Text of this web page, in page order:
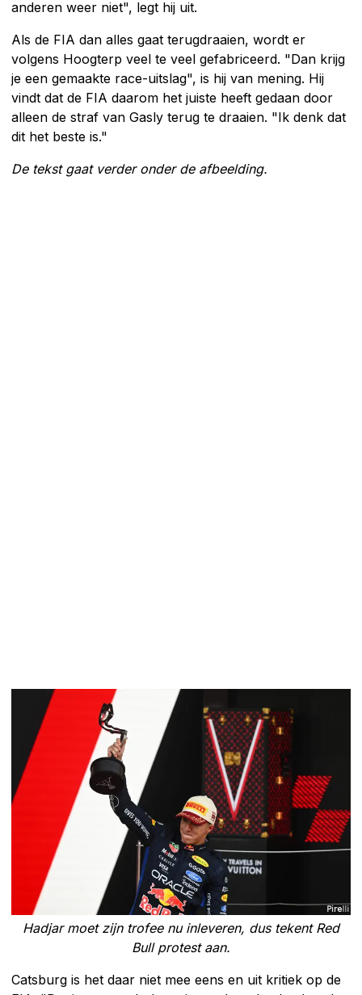
anderen weer niet", legt hij uit.
Als de FIA dan alles gaat terugdraaien, wordt er
volgens Hoogterp veel te veel gefabriceerd. "Dan krijg
je een gemaakte race-uitslag", is hij van mening. Hij
vindt dat de FIA daarom het juiste heeft gedaan door
alleen de straf van Gasly terug te draaien. "Ik denk dat
dit het beste is."
De tekst gaat verder onder de afbeelding.
Hadjar moet zijn trofee nu inleveren, dus tekent Red
Bull protest aan.
Catsburg is het daar niet mee eens en uit kritiek op de